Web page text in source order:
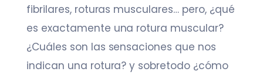
fibrilares, roturas musculares… pero, ¿qué
es exactamente una rotura muscular?
¿Cuáles son las sensaciones que nos
indican una rotura? y sobretodo ¿cómo